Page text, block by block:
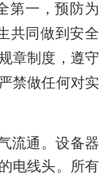
第一，预防为
共同做到安全
章制度，遵守
禁做任何对实
流通。设备器
电线头。所有